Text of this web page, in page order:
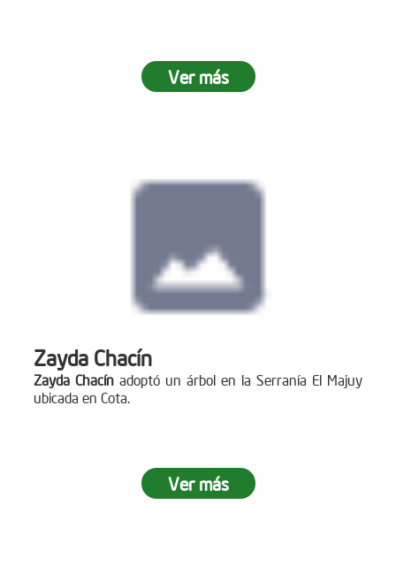
Ver más
Zayda Chacín
Zayda Chacínadoptó un árbol en la Serranía El Majuy
ubicada en Cota.
Ver más